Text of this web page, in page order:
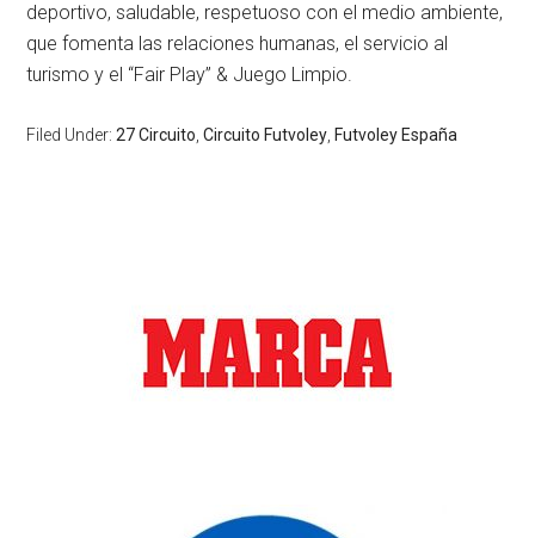
deportivo, saludable, respetuoso con el medio ambiente,
que fomenta las relaciones humanas, el servicio al
turismo y el “Fair Play” & Juego Limpio.
Filed Under:27 Circuito ,Circuito Futvoley Futvoley España